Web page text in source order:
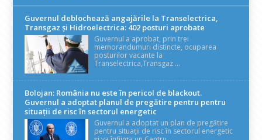
Guvernul deblochează angajările la Transelectrica,
Transgaz și Hidroelectrica: 402 posturi aprobate
Guvernul a aprobat, prin trei
memorandumuri distincte, ocuparea
posturilor vacante la
Transelectrica,Transgaz ...
Bolojan: România nu este în pericol de blackout.
Guvernul a adoptat planul de pregătire pentru pentru
situații de risc în sectorul energetic
Guvernul a adoptat un plan de pregătire
pentru situații de risc în sectorul energetic